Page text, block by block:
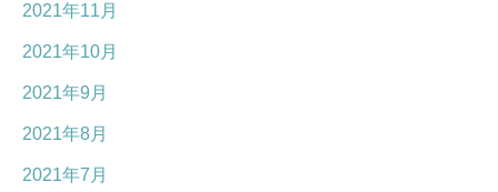
2021年11月
2021年10月
2021年9月
2021年8月
2021年7月